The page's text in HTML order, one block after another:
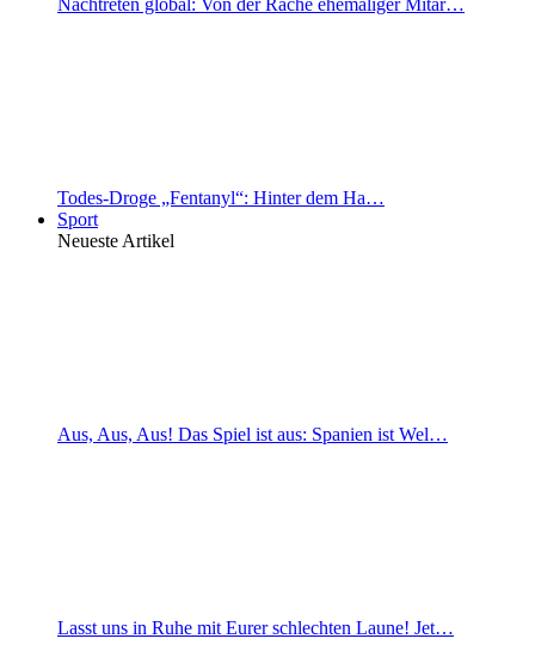
Nachtreten global: Von der Rache ehemaliger Mitar…
Todes-Droge „Fentanyl“: Hinter dem Ha…
Sport
Neueste Artikel
Aus, Aus, Aus! Das Spiel ist aus: Spanien ist Wel…
Lasst uns in Ruhe mit Eurer schlechten Laune! Jet…